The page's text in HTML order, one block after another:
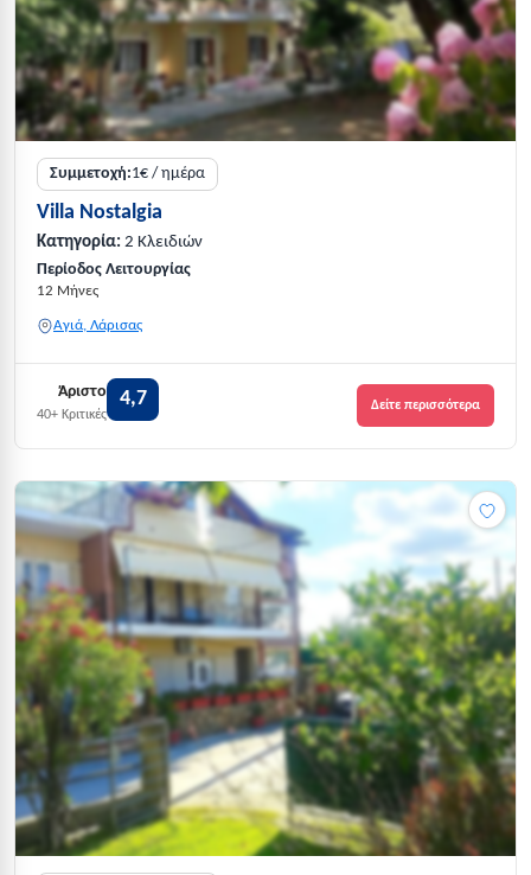
Συμμετοχή:1€ / ημέρα
Villa Nostalgia
Κατηγορία: 2 Κλειδιών
Περίοδος Λειτουργίας
12 Μήνες
Αγιά, Λάρισας
Άριστο
40+ Κριτικές
4,7 Δείτε περισσότερα